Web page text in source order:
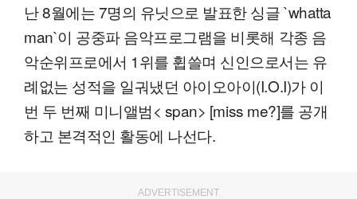
난 8월에는 7명의 유닛으로 발표한 싱글 `whatta
man`이 공중파 음악프로그램을 비롯해 각종 음
악순위프로에서 1위를 휩쓸며 신인으로서는 유
례없는 성적을 일궈냈던 아이오아이(I.O.I)가 이
번 두 번째 미니앨범< span> [miss me?]를 공개
하고 본격적인 활동에 나선다.
ADVERTISEMENT